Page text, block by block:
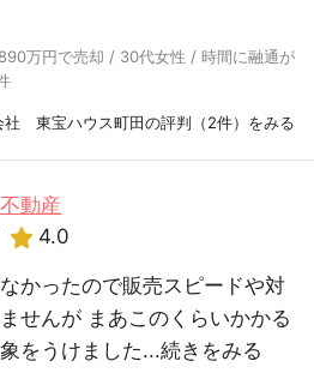
万円で売却 / 30代女性 / 時間に融通が
社 東宝ハウス町田の評判（2件）をみる
動産
4.0
かったので販売スピードや対
せんが まあこのくらいかかる
をうけました...続きをみる